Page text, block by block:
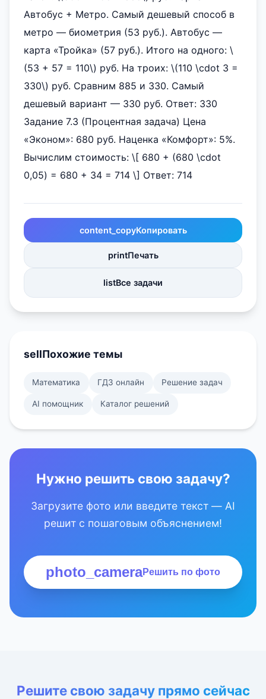
Автобус + Метро. Самый дешевый способ в
метро — биометрия (53 руб.). Автобус —
карта «Тройка» (57 руб.). Итого на одного: \
(53 + 57 = 110\) руб. На троих: \(110 \cdot 3 =
330\) руб. Сравним 885 и 330. Самый
дешевый вариант — 330 руб. Ответ: 330
Задание 7.3 (Процентная задача) Цена
«Эконом»: 680 руб. Наценка «Комфорт»: 5%.
Вычислим стоимость: \[ 680 + (680 \cdot
0,05) = 680 + 34 = 714 \] Ответ: 714
content_copyКопировать
printПечать
listВсе задачи
sellПохожие темы
Математика ГДЗ онлайн Решение задач
AI помощник Каталог решений
Нужно решить свою задачу?
Загрузите фото или введите текст — AI
решит с пошаговым объяснением!
photo_cameraРешить по фото
Решите свою задачу прямо сейчас